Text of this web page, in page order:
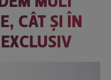
CÂT ȘI ÎN